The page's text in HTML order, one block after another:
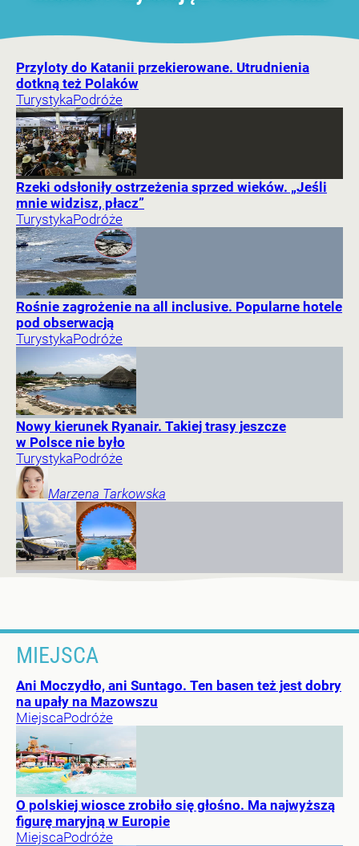
Przyloty do Katanii przekierowane. Utrudnienia
dotkną też Polaków
TurystykaPodróże
Rzeki odsłoniły ostrzeżenia sprzed wieków. „Jeśli
mnie widzisz, płacz”
TurystykaPodróże
Rośnie zagrożenie na all inclusive. Popularne hotele
pod obserwacją
TurystykaPodróże
Nowy kierunek Ryanair. Takiej trasy jeszcze
w Polsce nie było
TurystykaPodróże
Marzena Tarkowska
MIEJSCA
Ani Moczydło, ani Suntago. Ten basen też jest dobry
na upały na Mazowszu
MiejscaPodróże
O polskiej wiosce zrobiło się głośno. Ma najwyższą
figurę maryjną w Europie
MiejscaPodróże